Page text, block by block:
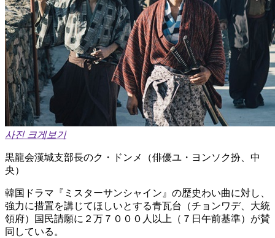
사진 크게보기
黒龍会漢城支部長のク・ドンメ（俳優ユ・ヨンソク扮、中
央）
韓国ドラマ『ミスターサンシャイン』の歴史わい曲に対し、
強力に措置を講じてほしいとする青瓦台（チョンワデ、大統
領府）国民請願に２万７０００人以上（７日午前基準）が賛
同している。